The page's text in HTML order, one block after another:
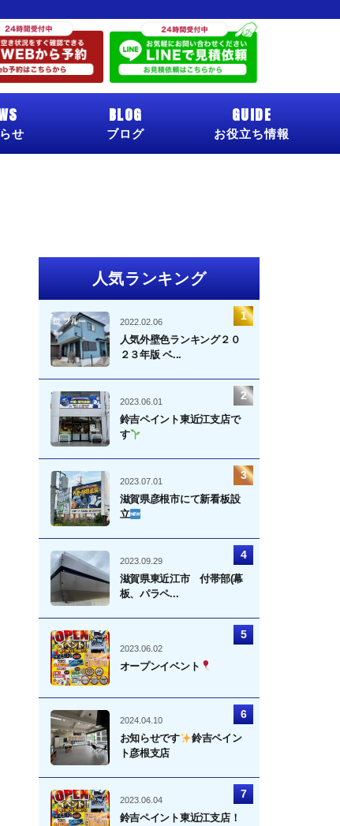
せ
BLOG
ブログ
GUIDE
お役立ち情報
人気ランキング
2022.02.06
人気外壁色ランキング２０
２３年版 ベ...
2023.06.01
鈴吉ペイント東近江支店で
す
2023.07.01
滋賀県彦根市にて新看板設
立
2023.09.29
滋賀県東近江市 付帯部(幕
板、パラペ...
2023.06.02
オープンイベント
2024.04.10
お知らせです
鈴吉ペイン
ト彦根支店
2023.06.04
鈴吉ペイント東近江支店！